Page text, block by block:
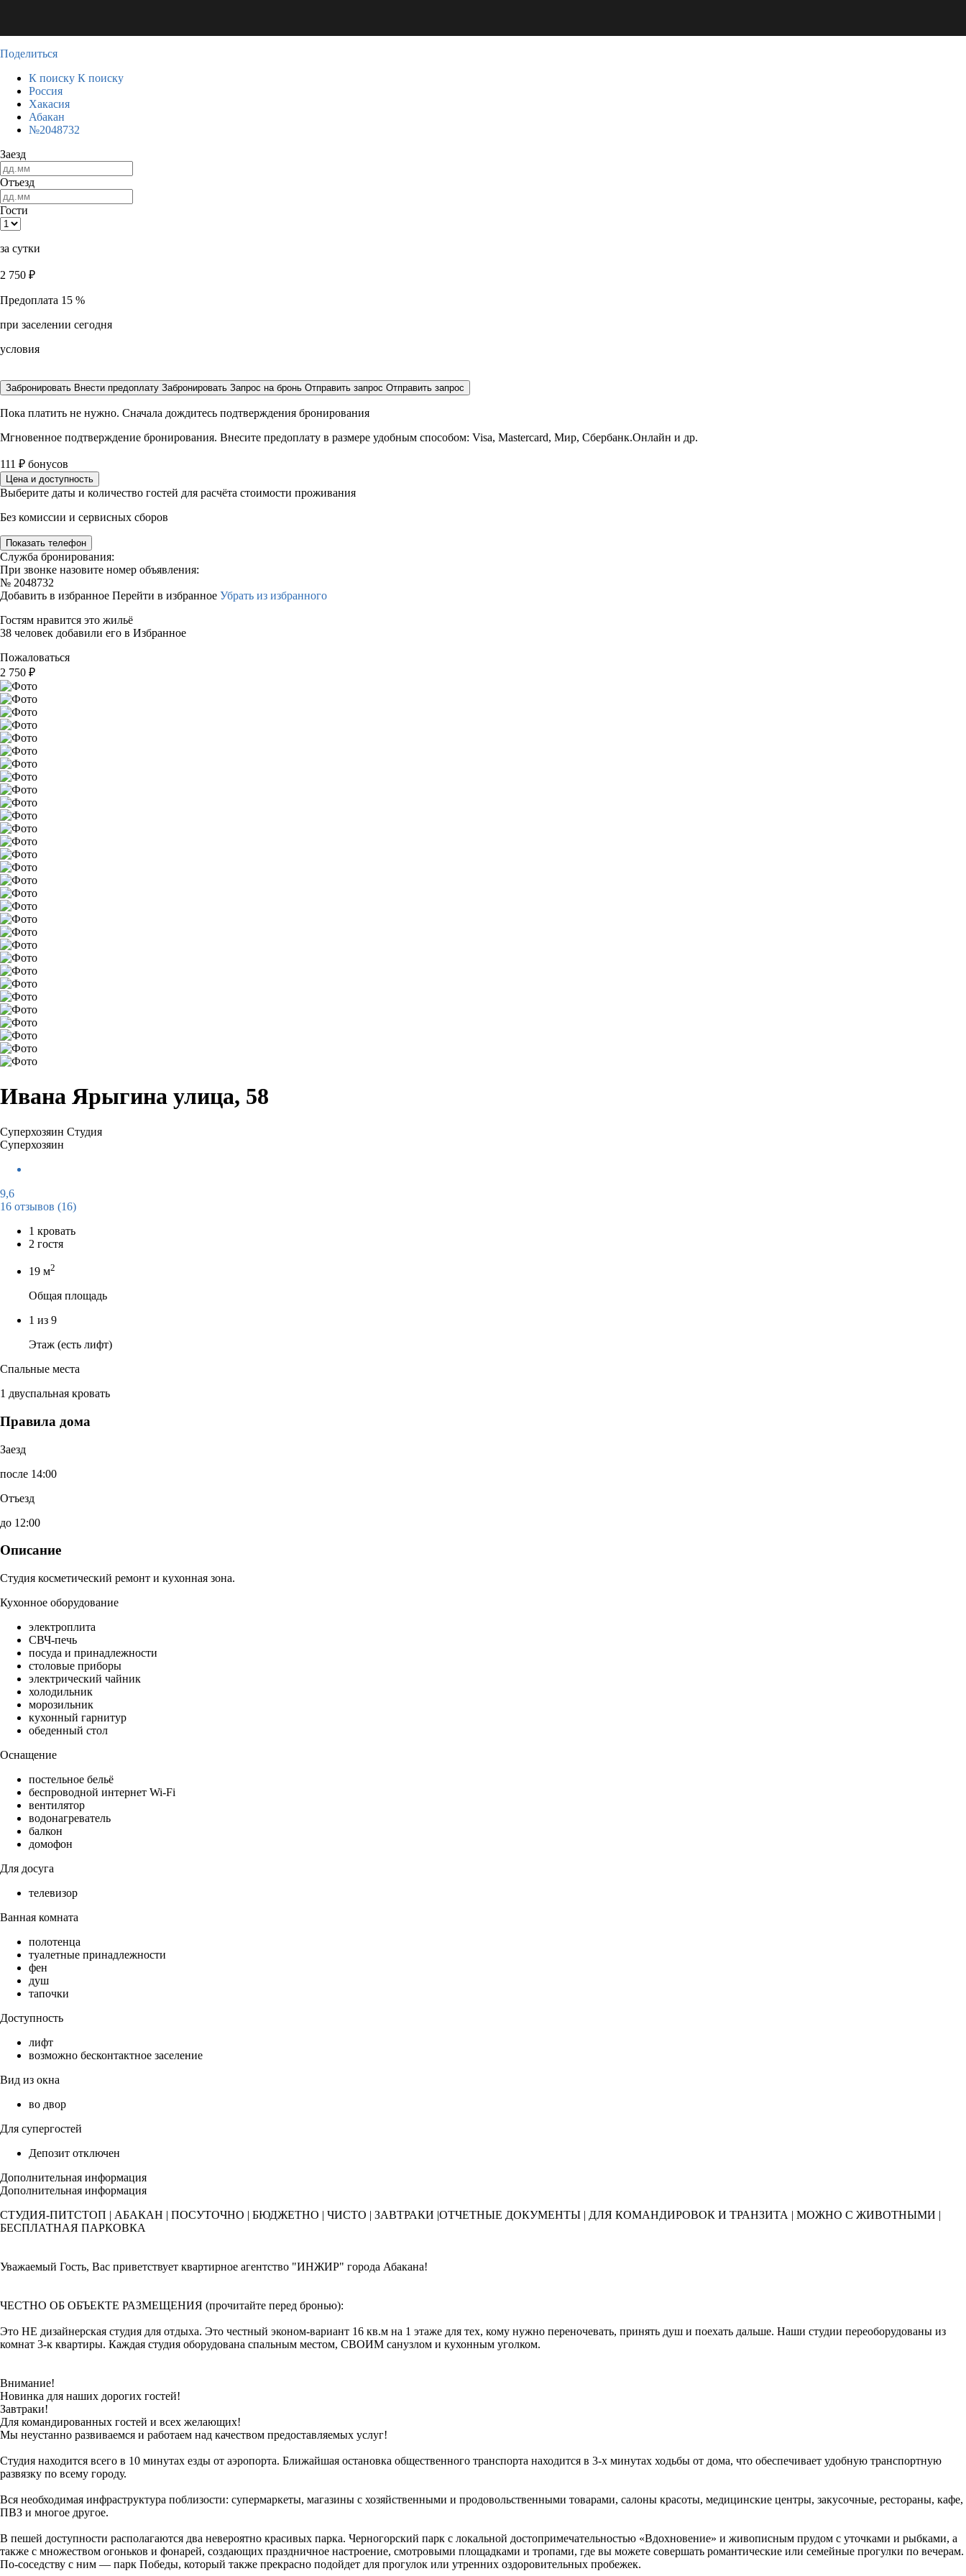
Поделиться
К поиску К поиску
Россия
Хакасия
Абакан
№2048732
Заезд
Отъезд
Гости
за сутки
2 750 ₽
Предоплата 15 %
при заселении сегодня
условия
Забронировать Внести предоплату Забронировать Запрос на бронь Отправить запрос Отправить запрос
Пока платить не нужно. Сначала дождитесь подтверждения бронирования
Мгновенное подтверждение бронирования. Внесите предоплату в размере удобным способом: Visa, Mastercard, Мир, Сбербанк.Онлайн и др.
111 ₽ бонусов
Цена и доступность
Выберите даты и количество гостей для расчёта стоимости проживания
Без комиссии и сервисных сборов
Показать телефон
Служба бронирования:
При звонке назовите номер объявления:
№ 2048732
Добавить в избранное Перейти в избранное Убрать из избранного
Гостям нравится это жильё
38 человек добавили его в Избранное
Пожаловаться
2 750 ₽
Ивана Ярыгина улица, 58
Суперхозяин Студия
Суперхозяин
9,6
16 отзывов (16)
1 кровать
2 гостя
19 м2
Общая площадь
1 из 9
Этаж (есть лифт)
Спальные места
1 двуспальная кровать
Правила дома
Заезд
после 14:00
Отъезд
до 12:00
Описание
Студия косметический ремонт и кухонная зона.
Кухонное оборудование
электроплита
СВЧ-печь
посуда и принадлежности
столовые приборы
электрический чайник
холодильник
морозильник
кухонный гарнитур
обеденный стол
Оснащение
постельное бельё
беспроводной интернет Wi-Fi
вентилятор
водонагреватель
балкон
домофон
Для досуга
телевизор
Ванная комната
полотенца
туалетные принадлежности
фен
душ
тапочки
Доступность
лифт
возможно бесконтактное заселение
Вид из окна
во двор
Для супергостей
Депозит отключен
Дополнительная информация
Дополнительная информация
СТУДИЯ-ПИТСТОП | АБАКАН | ПОСУТОЧНО | БЮДЖЕТНО | ЧИСТО | ЗАВТРАКИ |ОТЧЕТНЫЕ ДОКУМЕНТЫ | ДЛЯ КОМАНДИРОВОК И ТРАНЗИТА | МОЖНО С ЖИВОТНЫМИ |
БЕСПЛАТНАЯ ПАРКОВКА
Уважаемый Гость, Вас приветствует квартирное агентство "ИНЖИР" города Абакана!
ЧЕСТНО ОБ ОБЪЕКТЕ РАЗМЕЩЕНИЯ (прочитайте перед бронью):
Это НЕ дизайнерская студия для отдыха. Это честный эконом-вариант 16 кв.м на 1 этаже для тех, кому нужно переночевать, принять душ и поехать дальше. Наши студии переоборудованы из
комнат 3-к квартиры. Каждая студия оборудована спальным местом, СВОИМ санузлом и кухонным уголком.
Внимание!
Новинка для наших дорогих гостей!
Завтраки!
Для командированных гостей и всех желающих!
Мы неустанно развиваемся и работаем над качеством предоставляемых услуг!
Студия находится всего в 10 минутах езды от аэропорта. Ближайшая остановка общественного транспорта находится в 3-х минутах ходьбы от дома, что обеспечивает удобную транспортную
развязку по всему городу.
Вся необходимая инфраструктура поблизости: супермаркеты, магазины с хозяйственными и продовольственными товарами, салоны красоты, медицинские центры, закусочные, рестораны, кафе,
ПВЗ и многое другое.
В пешей доступности располагаются два невероятно красивых парка. Черногорский парк с локальной достопримечательностью «Вдохновение» и живописным прудом с уточками и рыбками, а
также с множеством огоньков и фонарей, создающих праздничное настроение, смотровыми площадками и тропами, где вы можете совершать романтические или семейные прогулки по вечерам.
По-соседству с ним — парк Победы, который также прекрасно подойдет для прогулок или утренних оздоровительных пробежек.